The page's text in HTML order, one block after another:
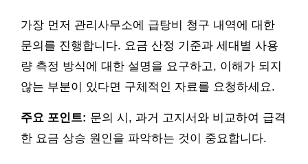
가장 먼저 관리사무소에 급탕비 청구 내역에 대한
문의를 진행합니다. 요금 산정 기준과 세대별 사용
량 측정 방식에 대한 설명을 요구하고, 이해가 되지
않는 부분이 있다면 구체적인 자료를 요청하세요.
주요 포인트: 문의 시, 과거 고지서와 비교하여 급격
한 요금 상승 원인을 파악하는 것이 중요합니다.